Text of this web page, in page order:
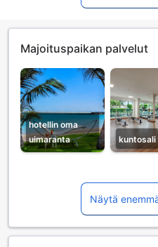
Majoituspaikan palvelut
hotellin oma
uimaranta
kuntosali
Näytä